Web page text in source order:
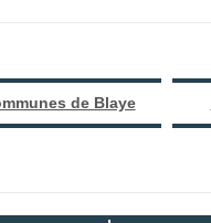
de Blaye